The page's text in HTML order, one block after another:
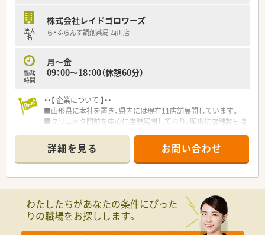
法人
名
株式会社レイドゴロワーズ
ら・ふらんす調剤薬局 西川店
勤務
時間
月～金
09：00～18：00（休憩60分）
・・【 企業について 】・・
■山形県に本社を置き、県内には現在11店舗展開しています。
■クリニック門前を中心に店舗展開しており、順調に店舗数も増
■時代と共に目まぐるしく変わる、医療業界で、地域医療に貢献
できる『良い会社』を目指し、
社員一丸となり数年前から門前調剤だけでなく、施設在宅（50数
軒）や介護相談センターにも積極的に取り組んでいます。
・・【 薬剤師の育成に注力 】・・
★地区薬剤会や薬品メーカーなどが主催する研修会に積極的に
詳細を見る お問い合わせ
わたしたちがあなたの条件にぴった
りの職場をお探しします。